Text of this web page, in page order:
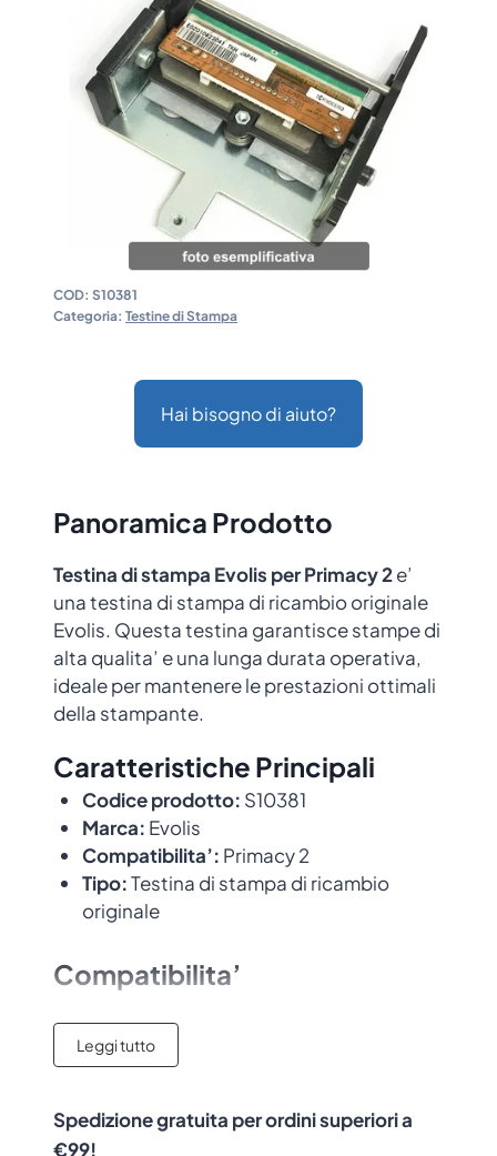
COD: S10381
Categoria: Testine di Stampa
Hai bisogno di aiuto?
Panoramica Prodotto
Testina di stampa Evolis per Primacy 2e’
una testina di stampa di ricambio originale
Evolis. Questa testina garantisce stampe di
alta qualita’ e una lunga durata operativa,
ideale per mantenere le prestazioni ottimali
della stampante.
Caratteristiche Principali
Codice prodotto: S10381
Marca: Evolis
Compatibilita’: Primacy 2
Tipo:Testina di stampa di ricambio
originale
Compatibilita’
Questa testina e’ compatibile con i
seguenti modelli di stampante:
con le stampanti Evolis, garantendo risultati
di stampa professionali.
Leggi tutto
Spedizione gratuita per ordini superiori a
€99!